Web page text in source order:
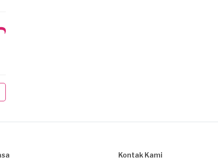
Kontak Kami